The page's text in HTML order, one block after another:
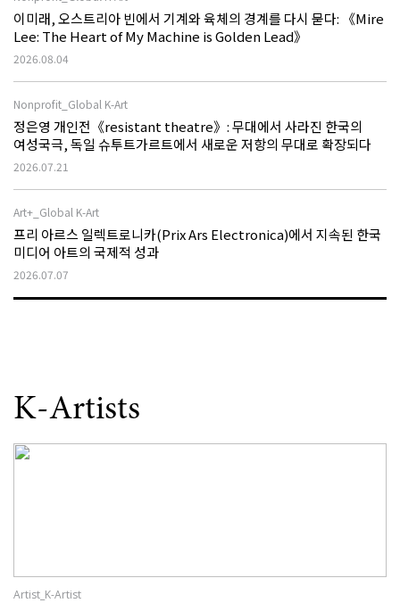
이미래, 오스트리아 빈에서 기계와 육체의 경계를 다시 묻다: 《Mire
Lee: The Heart of My Machine is Golden Lead》
2026.08.04
Nonprofit_Global K-Art
정은영 개인전《resistant theatre》: 무대에서 사라진 한국의
여성국극, 독일 슈투트가르트에서 새로운 저항의 무대로 확장되다
2026.07.21
Art+_Global K-Art
프리 아르스 일렉트로니카(Prix Ars Electronica)에서 지속된 한국
미디어 아트의 국제적 성과
2026.07.07
K-Artists
Artist_K-Artist